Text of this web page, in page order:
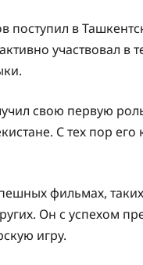
в
участвовал
свою первую
С тех пор
фильмах,
Он с успехом
игру.